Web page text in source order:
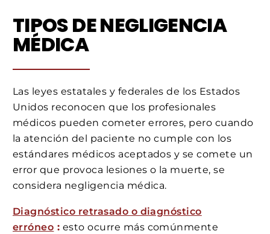
TIPOS DE NEGLIGENCIA
MÉDICA
Las leyes estatales y federales de los Estados
Unidos reconocen que los profesionales
médicos pueden cometer errores, pero cuando
la atención del paciente no cumple con los
estándares médicos aceptados y se comete un
error que provoca lesiones o la muerte, se
considera negligencia médica.
Diagnóstico retrasado o diagnóstico
erróneo : esto ocurre más comúnmente